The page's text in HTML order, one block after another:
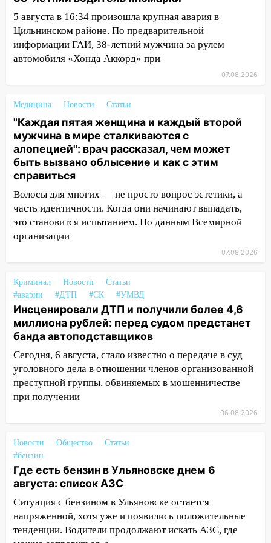
На проспекте Гая в Ульяновске
запретили остановку автомобилей на
50-метровом участке
14:22 В Новом городе 8 августа пройдет
большой фестиваль «Наше время» с
«Мураками»
14:04 Жару смоет ливнями: прогноз
погоды в Ульяновской области на
выходные 8-9 августа
13:30 В Ульяновске транспортные
полицейские проведут акцию «Час
пассажира»
13:20 В Ульяновске за один день
обокрали женщину на пляже и
подростка в сквере
выбросил из машины страйкбольную
гранату: его задержали
12:34 На Ульяновскую область
надвигается сильнейшая непогода: град
и шквал до 27 м/с
12:31 Ульяновец хотел купить иномарку
из Европы и потерял 760 тысяч рублей
12:20 В Чердаклинском районе
12:00
Где есть бензин в Ульяновске 7
августа: список АЗС
11:50 Заснул рядом с ребёнком и
случайно задушил его: суд вынес
приговор
11:38 В Ленинском районе пожар
5 августа в 16:34 произошла крупная авария в
Цильнинском районе. По предварительной
информации ГАИ, 38-летний мужчина за рулем
автомобиля «Хонда Аккорд» при
07.08.2026
Медицина Новости Статьи
"Каждая пятая женщина и каждый второй
мужчина в мире сталкиваются с
алопецией": врач рассказал, чем может
быть вызвано облысение и как с этим
справиться
Волосы для многих — не просто вопрос эстетики, а
часть идентичности. Когда они начинают выпадать,
это становится испытанием. По данным Всемирной
организации
07.08.2026
Криминал Новости
Статьи
#аварии
#ДТП #СК #УМВД
Инсценировали ДТП и получили более 4,6
миллиона рублей: перед судом предстанет
банда автоподставщиков
Сегодня, 6 августа, стало известно о передаче в суд
уголовного дела в отношении членов организованной
преступной группы, обвиняемых в мошенничестве
при получении
06.08.2026
Новости Общество
Статьи
#бензин
Где есть бензин в Ульяновске днем 6
августа: список АЗС
Ситуация с бензином в Ульяновске остается
напряженной, хотя уже и появились положительные
тенденции. Водители продолжают искать АЗС, где